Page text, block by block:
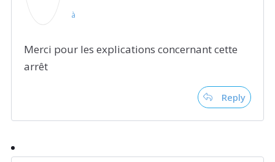
à
Merci pour les explications concernant cette
arrêt
Reply